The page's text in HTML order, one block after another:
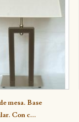
mesa. Base
Con c...